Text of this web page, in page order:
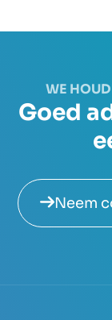
WE
Goed
Neem